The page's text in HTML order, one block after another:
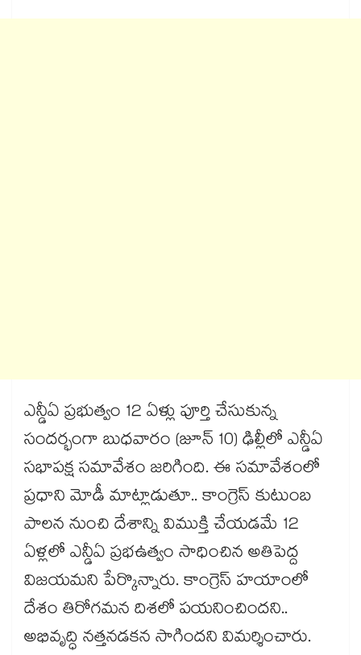
ఎన్డీఏ ప్రభుత్వం 12 ఏళ్లు పూర్తి చేసుకున్న
సందర్భంగా బుధవారం (జూన్ 10) ఢిల్లీలో ఎన్డీఏ
సభాపక్ష సమావేశం జరిగింది. ఈ సమావేశంలో
ప్రధాని మోడీ మాట్లాడుతూ.. కాంగ్రెస్ కుటుంబ
పాలన నుంచి దేశాన్ని విముక్తి చేయడమే 12
ఏళ్లలో ఎన్డీఏ ప్రభఉత్వం సాధించిన అతిపెద్ద
విజయమని పేర్కొన్నారు. కాంగ్రెస్ హయాంలో
దేశం తిరోగమన దిశలో పయనించిందని..
అభివృద్ధి నత్తనడకన సాగిందని విమర్శించారు.